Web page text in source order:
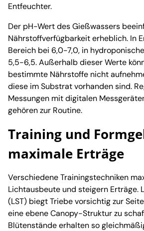
Entfeuchter.
Der pH-Wert des Gießwassers
Nährstoffverfügbarkeit erheblich. In
Bereich bei 6,0-7,0, in
5,5-6,5. Außerhalb dieser Werte
bestimmte Nährstoffe nicht
diese im Substrat vorhanden sind.
Messungen mit digitalen
gehören zur Routine.
Training und
maximale Erträge
Verschiedene Trainingstechniken
Lichtausbeute und steigern Erträge.
(LST) biegt Triebe vorsichtig zur
eine ebene Canopy-Struktur zu
Blütenstände erhalten so